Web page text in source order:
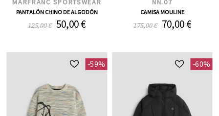
MARFRANC SPORTSWEAR
PANTALÓN CHINO DE ALGODÓN
125,00 € 50,00 €
NN.07
CAMISA MOULINE
175,00 € 70,00 €
-59% -60%